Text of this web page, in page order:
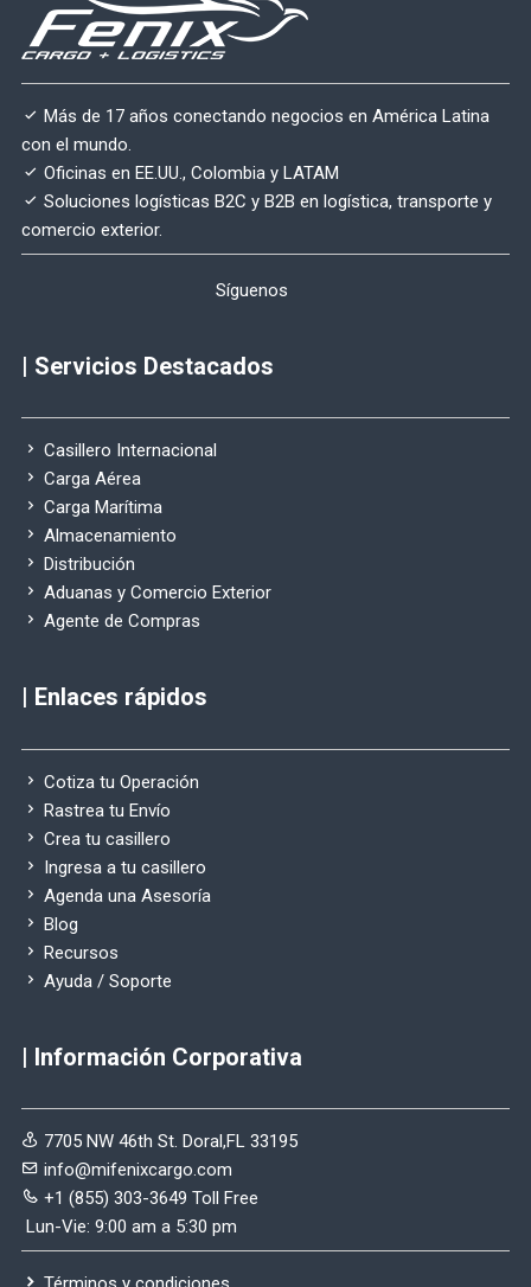
Más de 17 años conectando negocios en América Latina
con el mundo.
Oficinas en EE.UU., Colombia y LATAM
Soluciones logísticas B2C y B2B en logística, transporte y
comercio exterior.
Síguenos
| Servicios Destacados
Casillero Internacional
Carga Aérea
Carga Marítima
Almacenamiento
Distribución
Aduanas y Comercio Exterior
Agente de Compras
| Enlaces rápidos
Cotiza tu Operación
Rastrea tu Envío
Crea tu casillero
Ingresa a tu casillero
Agenda una Asesoría
Blog
Recursos
Ayuda / Soporte
| Información Corporativa
7705 NW 46th St. Doral,FL 33195
info@mifenixcargo.com
+1 (855) 303-3649 Toll Free
Lun-Vie: 9:00 am a 5:30 pm